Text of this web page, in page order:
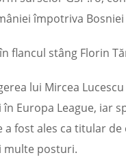
împotriva
flancul stâng Florin
lui Mircea
în Europa League, iar
a fost ales ca titular
multe posturi.